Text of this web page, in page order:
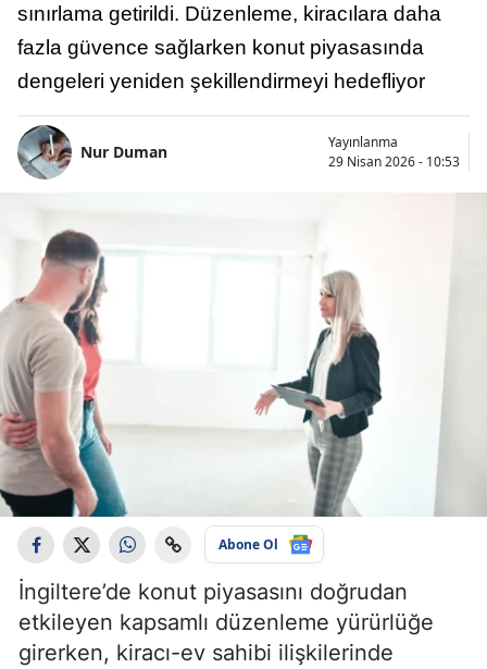
sınırlama getirildi. Düzenleme, kiracılara daha
fazla güvence sağlarken konut piyasasında
dengeleri yeniden şekillendirmeyi hedefliyor
Nur Duman
Yayınlanma
29 Nisan 2026 - 10:53
Abone Ol
İngiltere’de konut piyasasını doğrudan
etkileyen kapsamlı düzenleme yürürlüğe
girerken, kiracı-ev sahibi ilişkilerinde